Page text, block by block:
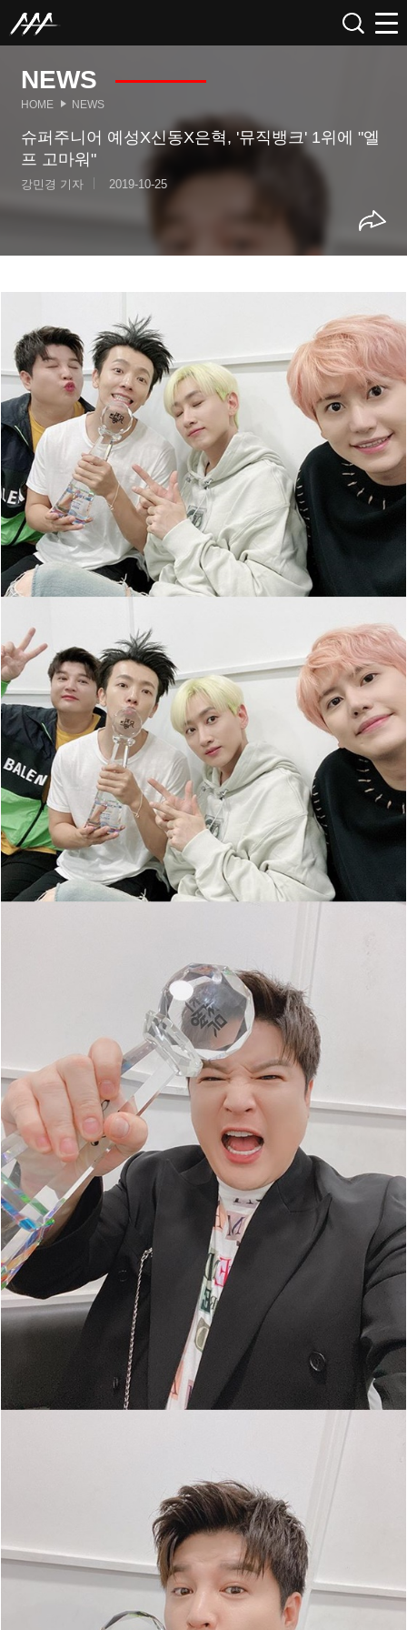
NEWS
HOME NEWS
슈퍼주니어 예성X신동X은혁, '뮤직뱅크' 1위에 "엘
프 고마워"
강민경 기자 2019-10-25